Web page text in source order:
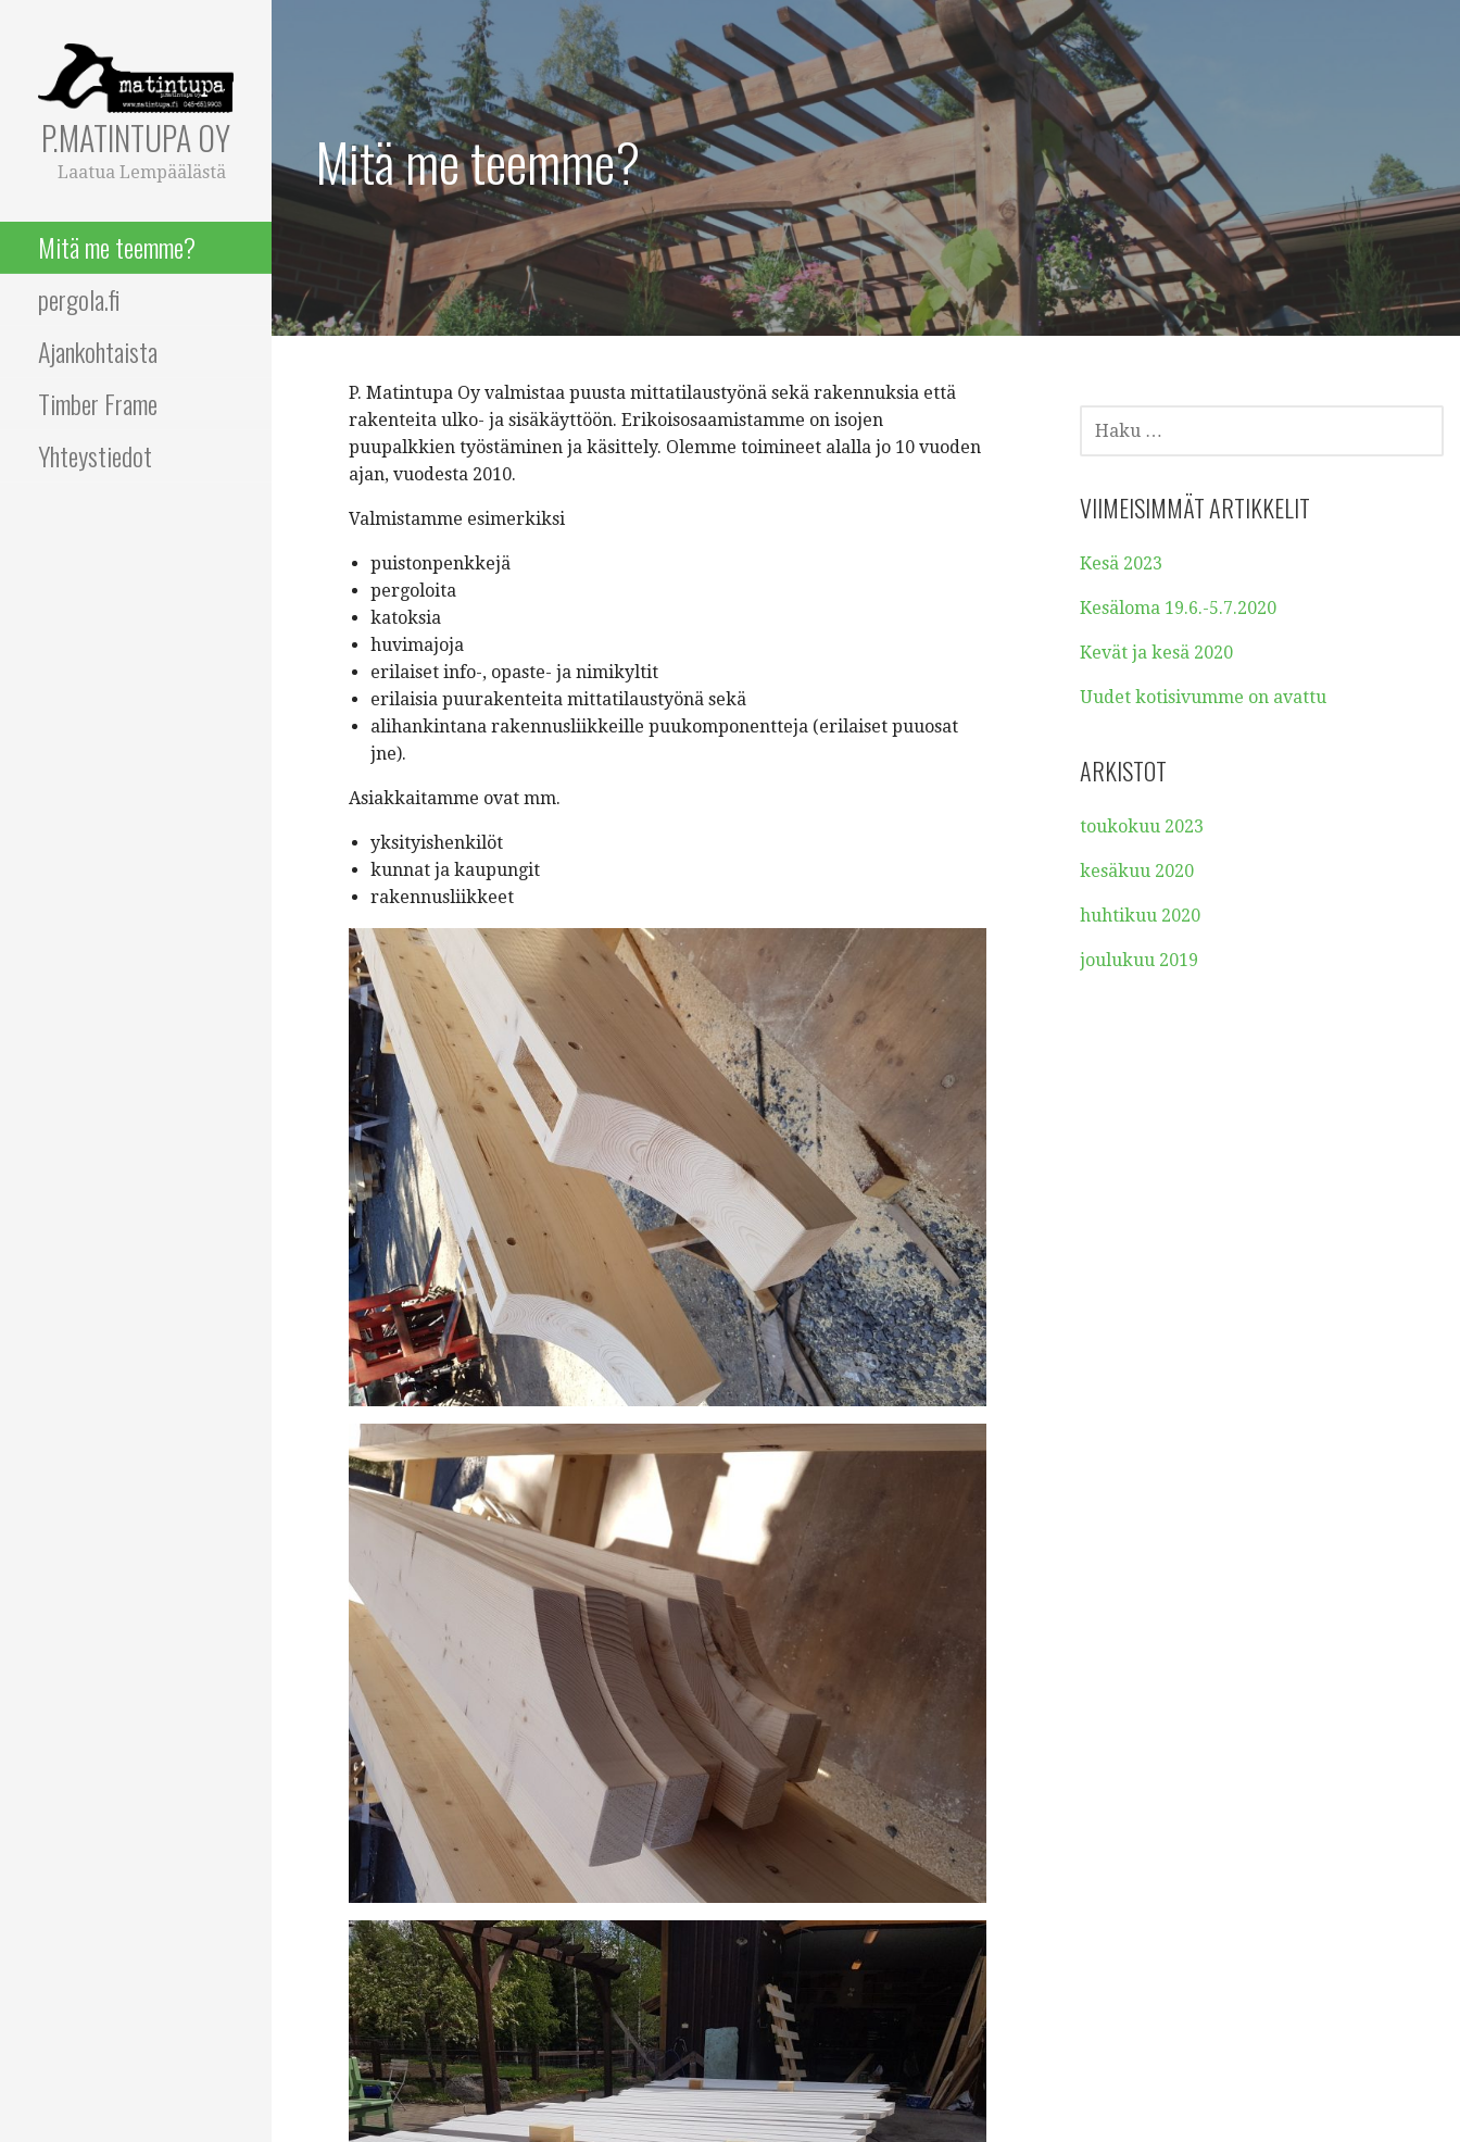
P.MATINTUPA OY
Laatua Lempäälästä
Mitä me teemme?
pergola.fi
Ajankohtaista
Timber Frame
Yhteystiedot
Mitä me teemme?
P. Matintupa Oy valmistaa puusta mittatilaustyönä sekä rakennuksia että
rakenteita ulko- ja sisäkäyttöön. Erikoisosaamistamme on isojen
puupalkkien työstäminen ja käsittely. Olemme toimineet alalla jo 10 vuoden
ajan, vuodesta 2010.
Valmistamme esimerkiksi
puistonpenkkejä
pergoloita
katoksia
huvimajoja
erilaiset info-, opaste- ja nimikyltit
erilaisia puurakenteita mittatilaustyönä sekä
alihankintana rakennusliikkeille puukomponentteja (erilaiset puuosat
jne).
Asiakkaitamme ovat mm.
yksityishenkilöt
kunnat ja kaupungit
rakennusliikkeet
HAKU:
VIIMEISIMMÄT ARTIKKELIT
Kesä 2023
Kesäloma 19.6.-5.7.2020
Kevät ja kesä 2020
Uudet kotisivumme on avattu
ARKISTOT
toukokuu 2023
kesäkuu 2020
huhtikuu 2020
joulukuu 2019